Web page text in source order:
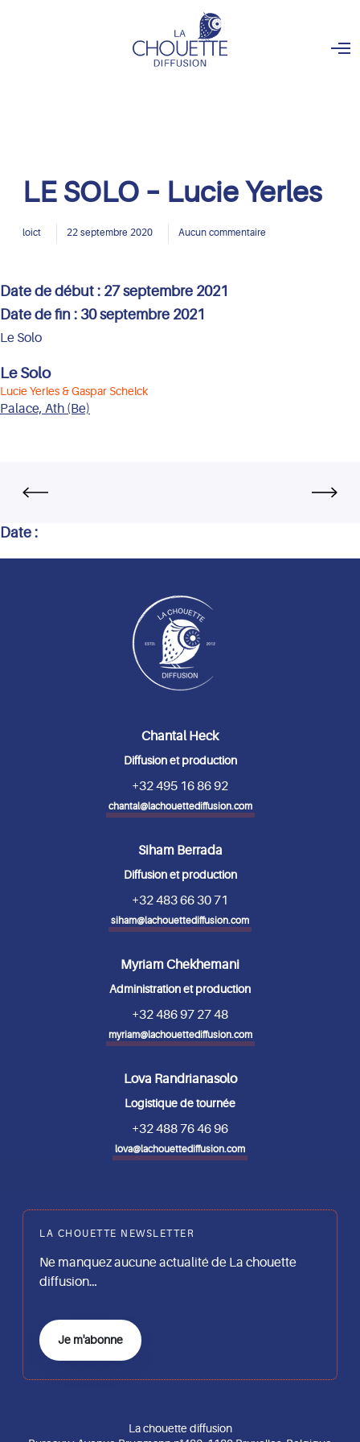
O
LE SOLO – Lucie Yerles
loict 22 septembre 2020 Aucun commentaire
Date de début : 27 septembre 2021
Date de fin : 30 septembre 2021
Le Solo
Le Solo
Lucie Yerles & Gaspar Schelck
Palace, Ath (Be)
Date :
Chantal Heck
Diffusion et production
+32 495 16 86 92
chantal@lachouettediffusion.com
Siham Berrada
Diffusion et production
+32 483 66 30 71
siham@lachouettediffusion.com
Myriam Chekhemani
Administration et production
+32 486 97 27 48
myriam@lachouettediffusion.com
Lova Randrianasolo
Logistique de tournée
+32 488 76 46 96
lova@lachouettediffusion.com
LA CHOUETTE NEWSLETTER
Ne manquez aucune actualité de La chouette
diffusion…
Je m'abonne
La chouette diffusion